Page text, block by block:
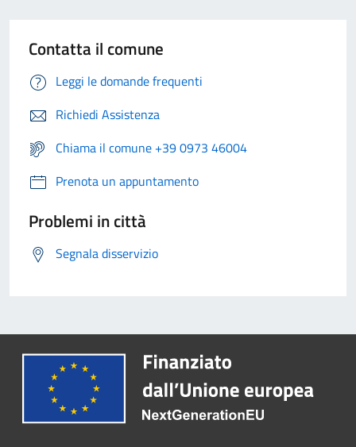
Contatta il comune
Leggi le domande frequenti
Richiedi Assistenza
Chiama il comune +39 0973 46004
Prenota un appuntamento
Problemi in città
Segnala disservizio